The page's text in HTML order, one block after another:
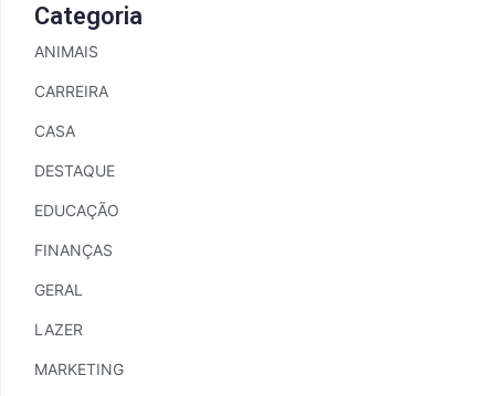
Categoria
ANIMAIS
CARREIRA
CASA
DESTAQUE
EDUCAÇÃO
FINANÇAS
GERAL
LAZER
MARKETING